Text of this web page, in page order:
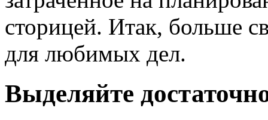
сторицей. Итак, больше
для любимых дел.
Выделяйте